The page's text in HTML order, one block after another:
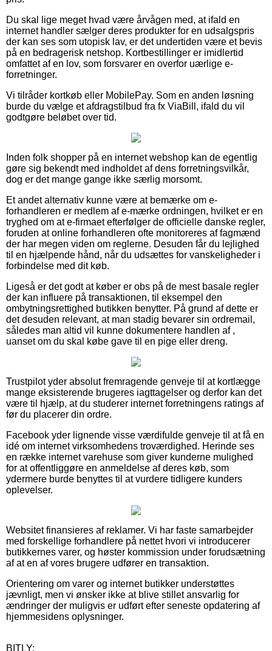
Du skal lige meget hvad være årvågen med, at ifald en
internet handler sælger deres produkter for en udsalgspris
der kan ses som utopisk lav, er det undertiden være et bevis
på en bedragerisk netshop. Kortbestillinger er imidlertid
omfattet af en lov, som forsvarer en overfor uærlige e-
forretninger.
Vi tilråder kortkøb eller MobilePay. Som en anden løsning
burde du vælge et afdragstilbud fra fx ViaBill, ifald du vil
godtgøre beløbet over tid.
Inden folk shopper på en internet webshop kan de egentlig
gøre sig bekendt med indholdet af dens forretningsvilkår,
dog er det mange gange ikke særlig morsomt.
Et andet alternativ kunne være at bemærke om e-
forhandleren er medlem af e-mærke ordningen, hvilket er en
tryghed om at e-firmaet efterfølger de officielle danske regler,
foruden at online forhandleren ofte monitoreres af fagmænd
der har megen viden om reglerne. Desuden får du lejlighed
til en hjælpende hånd, når du udsættes for vanskeligheder i
forbindelse med dit køb.
Ligeså er det godt at køber er obs på de mest basale regler
der kan influere på transaktionen, til eksempel den
ombytningsrettighed butikken benytter. På grund af dette er
det desuden relevant, at man stadig bevarer sin ordremail,
således man altid vil kunne dokumentere handlen af ,
uanset om du skal købe gave til en pige eller dreng.
Trustpilot yder absolut fremragende genveje til at kortlægge
mange eksisterende brugeres iagttagelser og derfor kan det
være til hjælp, at du studerer internet forretningens ratings af
før du placerer din ordre.
Facebook yder lignende visse værdifulde genveje til at få en
idé om internet virksomhedens troværdighed. Herinde ses
en række internet varehuse som giver kunderne mulighed
for at offentliggøre en anmeldelse af deres køb, som
ydermere burde benyttes til at vurdere tidligere kunders
oplevelser.
Websitet finansieres af reklamer. Vi har faste samarbejder
med forskellige forhandlere på nettet hvori vi introducerer
butikkernes varer, og høster kommission under forudsætning
af at en af vores brugere udfører en transaktion.
Orientering om varer og internet butikker understøttes
jævnligt, men vi ønsker ikke at blive stillet ansvarlig for
ændringer der muligvis er udført efter seneste opdatering af
hjemmesidens oplysninger.
BITLY: